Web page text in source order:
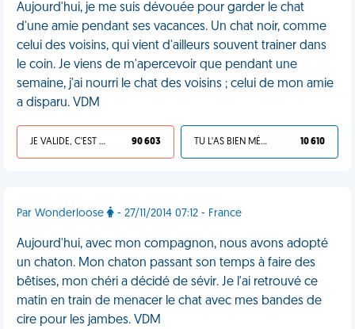
Aujourd'hui, je me suis dévouée pour garder le chat
d'une amie pendant ses vacances. Un chat noir, comme
celui des voisins, qui vient d'ailleurs souvent trainer dans
le coin. Je viens de m'apercevoir que pendant une
semaine, j'ai nourri le chat des voisins ; celui de mon amie
a disparu. VDM
JE VALIDE, C'EST UNE VDM 90 603 TU L'AS BIEN MÉRITÉ 10 610
Par Wonderloose - 27/11/2014 07:12 - France
Aujourd'hui, avec mon compagnon, nous avons adopté
un chaton. Mon chaton passant son temps à faire des
bêtises, mon chéri a décidé de sévir. Je l'ai retrouvé ce
matin en train de menacer le chat avec mes bandes de
cire pour les jambes. VDM